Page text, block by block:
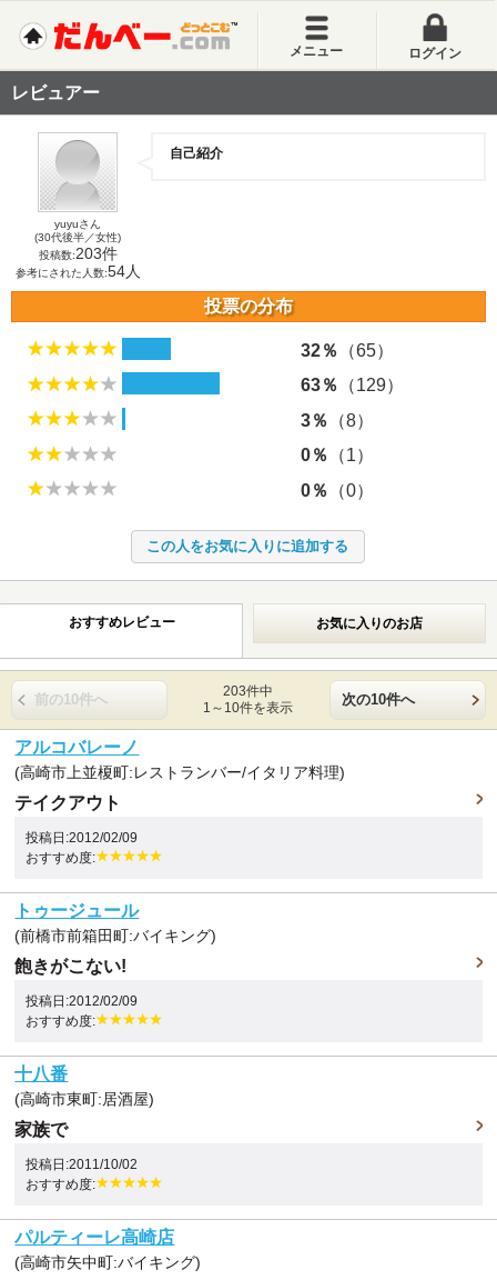
メニュー ログイン
レビュアー
yuyuさん
(30代後半／女性)
投稿数:203件
参考にされた人数:54人
自己紹介
投票の分布
32％
（65）
63％
（129）
3％
（8）
0％
（1）
0％
（0）
おすすめレビュー お気に入りのお店
前の10件へ
203件中
1～10件を表示
次の10件へ
アルコバレーノ
(高崎市上並榎町:レストランバー/イタリア料理)
テイクアウト
投稿日:2012/02/09
おすすめ度:
トゥージュール
(前橋市前箱田町:バイキング)
飽きがこない!
投稿日:2012/02/09
おすすめ度:
十八番
(高崎市東町:居酒屋)
家族で
投稿日:2011/10/02
おすすめ度:
パルティーレ高崎店
(高崎市矢中町:バイキング)